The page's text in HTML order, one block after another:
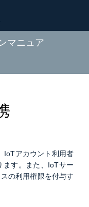
マニュア
IoTアカウント利用者
ます。また、IoTサー
の利用権限を付与す